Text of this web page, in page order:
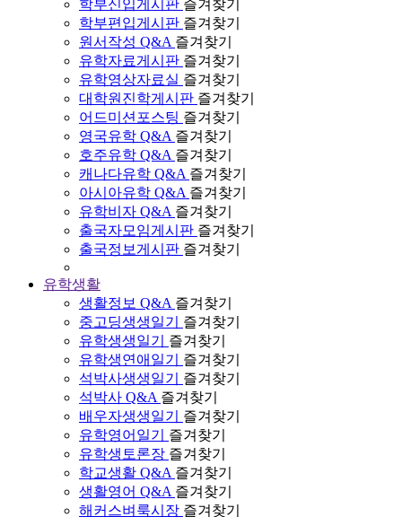
학부신입게시판 즐겨찾기
학부편입게시판 즐겨찾기
원서작성 Q&A 즐겨찾기
유학자료게시판 즐겨찾기
유학영상자료실 즐겨찾기
대학원진학게시판 즐겨찾기
어드미션포스팅 즐겨찾기
영국유학 Q&A 즐겨찾기
호주유학 Q&A 즐겨찾기
캐나다유학 Q&A 즐겨찾기
아시아유학 Q&A 즐겨찾기
유학비자 Q&A 즐겨찾기
출국자모임게시판 즐겨찾기
출국정보게시판 즐겨찾기
유학생활
생활정보 Q&A 즐겨찾기
중고딩생생일기
즐겨찾기
유학생생일기
즐겨찾기
유학생연애일기
즐겨찾기
석박사생생일기
즐겨찾기
석박사 Q&A 즐겨찾기
배우자생생일기
즐겨찾기
유학영어일기
즐겨찾기
유학생토론장 즐겨찾기
학교생활 Q&A 즐겨찾기
생활영어 Q&A 즐겨찾기
해커스벼룩시장 즐겨찾기